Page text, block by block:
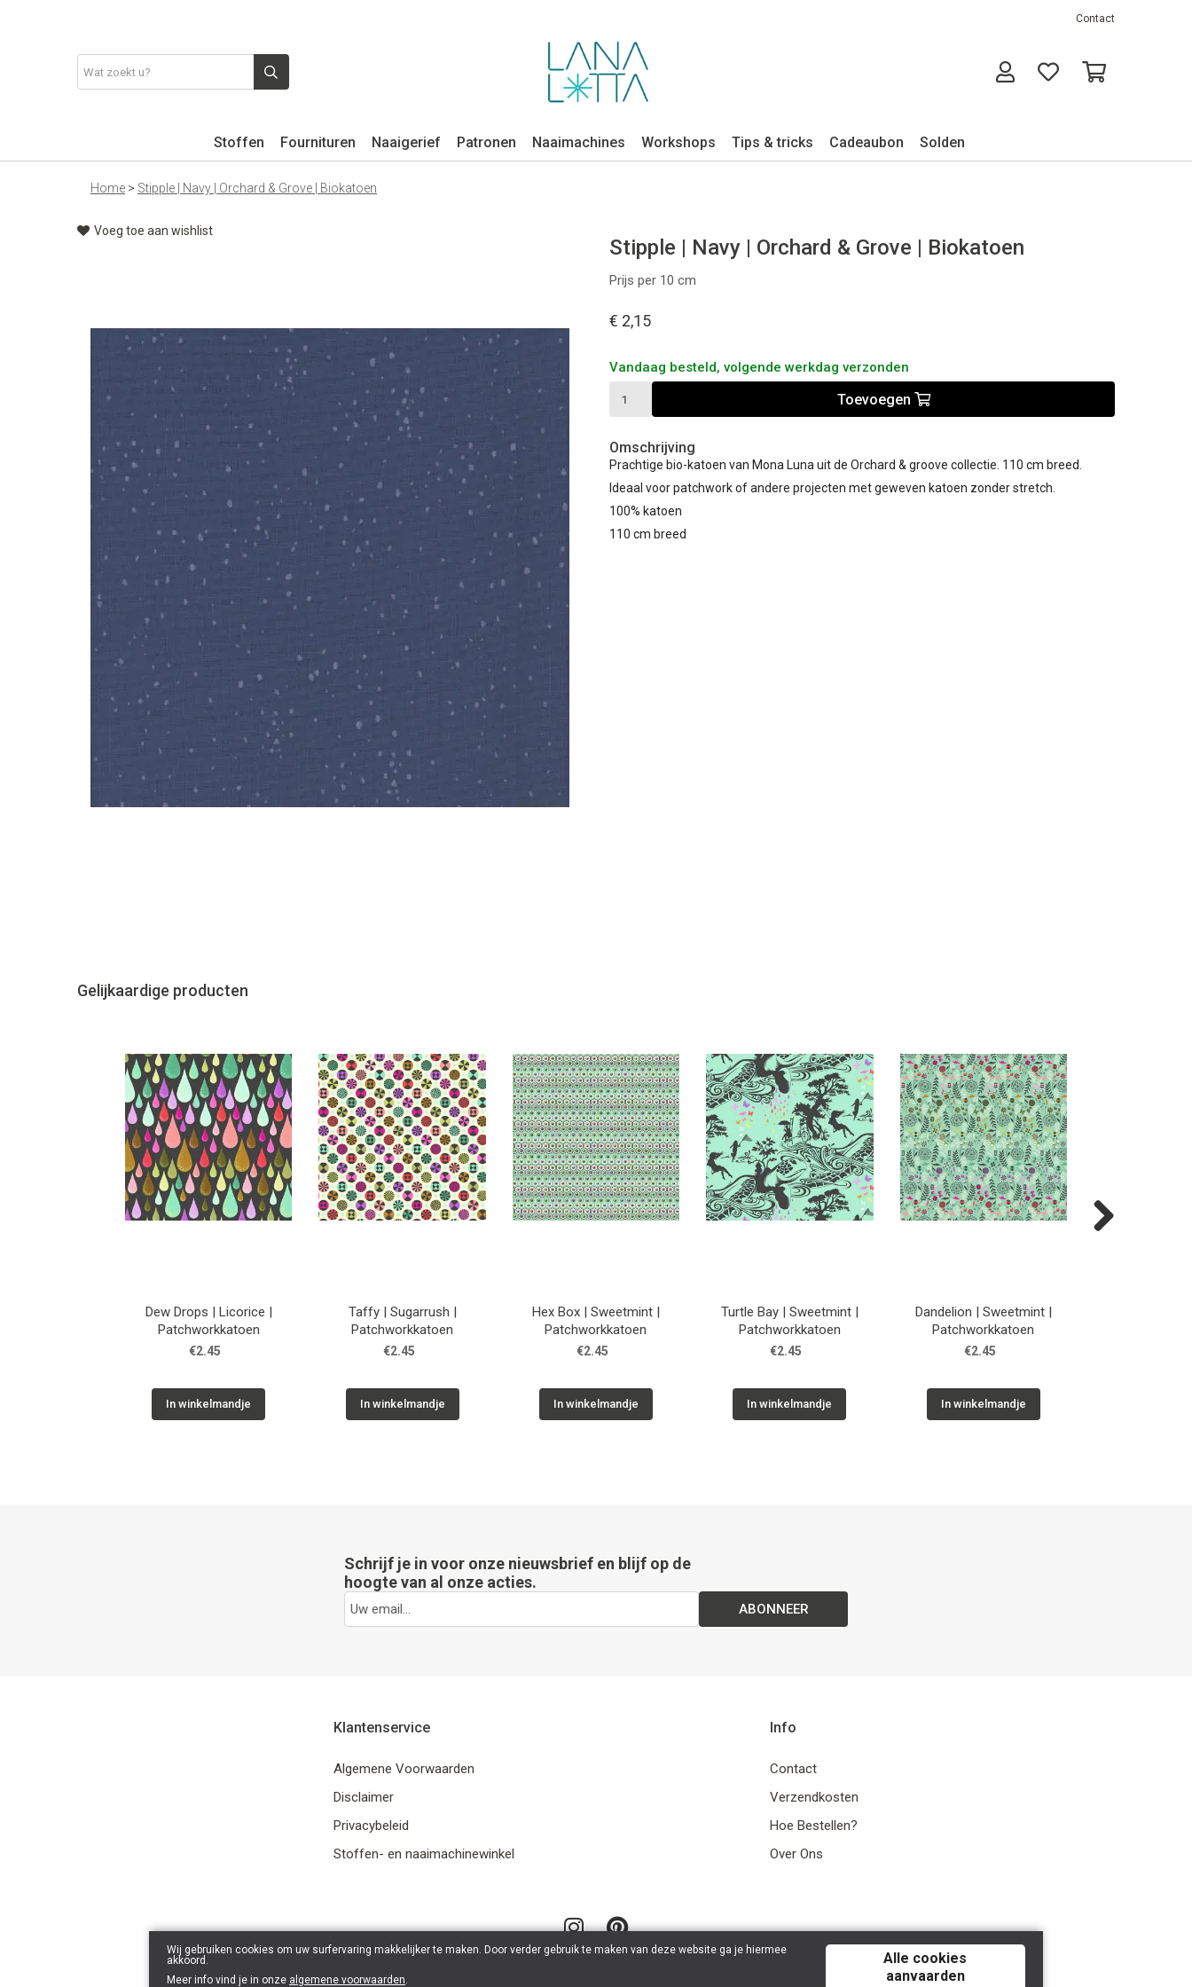
Contact
Stoffen Fournituren Naaigerief Patronen Naaimachines Workshops Tips & tricks Cadeaubon Solden
Home > Stipple | Navy | Orchard & Grove | Biokatoen
Voeg toe aan wishlist
Stipple | Navy | Orchard & Grove | Biokatoen
Prijs per 10 cm
€ 2,15
Vandaag besteld, volgende werkdag verzonden
Toevoegen
Omschrijving
Prachtige bio-katoen van Mona Luna uit de Orchard & groove collectie. 110 cm breed.
Ideaal voor patchwork of andere projecten met geweven katoen zonder stretch.
100% katoen
110 cm breed
Gelijkaardige producten
Dew Drops | Licorice |
Patchworkkatoen
€2.45
In winkelmandje
Taffy | Sugarrush |
Patchworkkatoen
€2.45
In winkelmandje
Hex Box | Sweetmint |
Patchworkkatoen
€2.45
In winkelmandje
Turtle Bay | Sweetmint |
Patchworkkatoen
€2.45
In winkelmandje
Dandelion | Sweetmint |
Patchworkkatoen
€2.45
In winkelmandje
Schrijf je in voor onze nieuwsbrief en blijf op de
hoogte van al onze acties.
ABONNEER
Klantenservice
Algemene Voorwaarden
Disclaimer
Privacybeleid
Stoffen- en naaimachinewinkel
Info
Contact
Verzendkosten
Hoe Bestellen?
Over Ons
Wij gebruiken cookies om uw surfervaring makkelijker te maken. Door verder gebruik te maken van deze website ga je hiermee
akkoord.
Meer info vind je in onze algemene voorwaarden.
Alle cookies
aanvaarden